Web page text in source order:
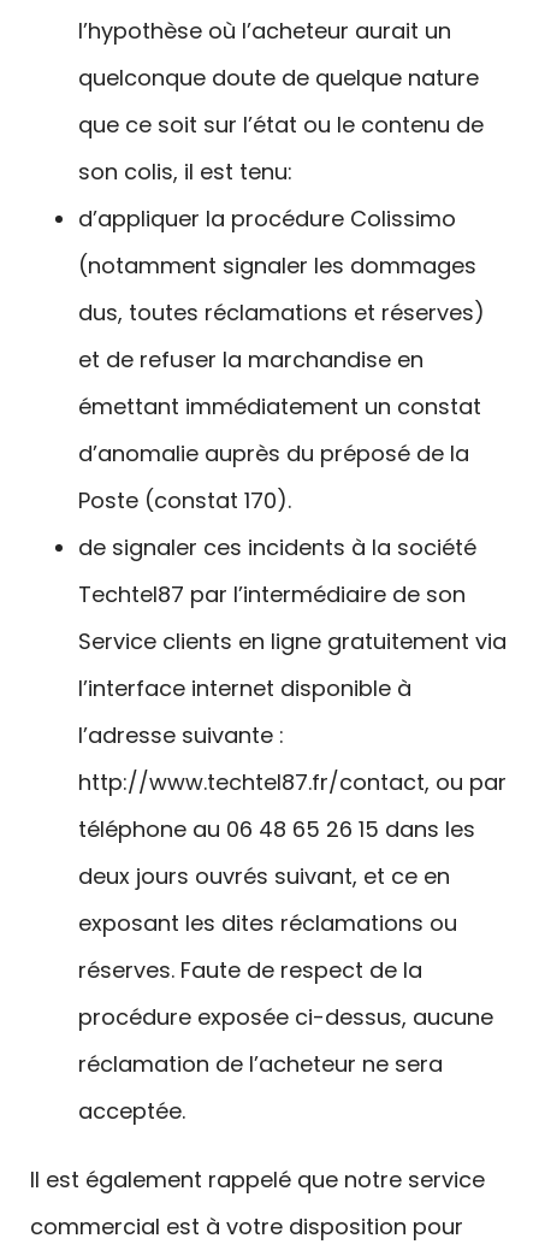
l’hypothèse où l’acheteur aurait un
quelconque doute de quelque nature
que ce soit sur l’état ou le contenu de
son colis, il est tenu:
d’appliquer la procédure Colissimo
(notamment signaler les dommages
dus, toutes réclamations et réserves)
et de refuser la marchandise en
émettant immédiatement un constat
d’anomalie auprès du préposé de la
Poste (constat 170).
de signaler ces incidents à la société
Techtel87 par l’intermédiaire de son
Service clients en ligne gratuitement via
l’interface internet disponible à
l’adresse suivante :
http://www.techtel87.fr/contact, ou par
téléphone au 06 48 65 26 15 dans les
deux jours ouvrés suivant, et ce en
exposant les dites réclamations ou
réserves. Faute de respect de la
procédure exposée ci-dessus, aucune
réclamation de l’acheteur ne sera
acceptée.
Il est également rappelé que notre service
commercial est à votre disposition pour